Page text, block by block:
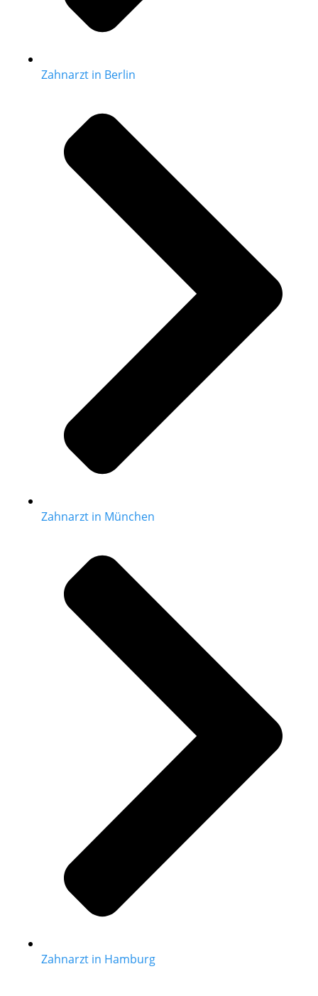
Zahnarzt in Berlin
Zahnarzt in München
Zahnarzt in Hamburg